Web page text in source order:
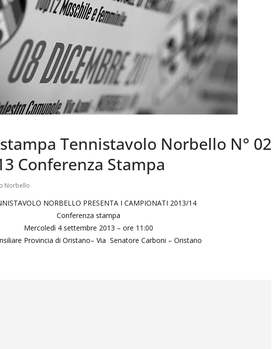
Tennistavolo Norbello N° 02
Conferenza Stampa
Norbello
NORBELLO PRESENTA I CAMPIONATI 2013/14
Conferenza stampa
Mercoledì 4 settembre 2013 – ore 11:00
Provincia di Oristano– Via Senatore Carboni – Oristano